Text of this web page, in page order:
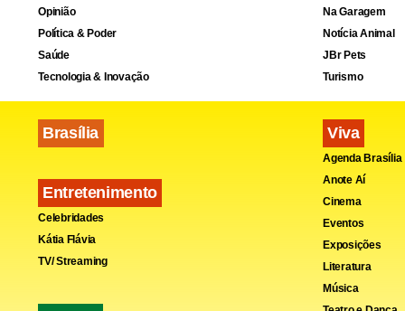
Opinião
Política & Poder
Saúde
Tecnologia & Inovação
Brasília
Entretenimento
Celebridades
Kátia Flávia
TV/ Streaming
Na Garagem
Notícia Animal
JBr Pets
Turismo
Viva
Agenda Brasília
Anote Aí
Cinema
Eventos
Exposições
Literatura
Música